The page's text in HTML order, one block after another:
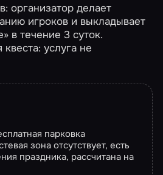
организатор делает
игроков и выкладывает
в течение 3 суток.
услуга не
парковка
зона отсутствует, есть
праздника, рассчитана на